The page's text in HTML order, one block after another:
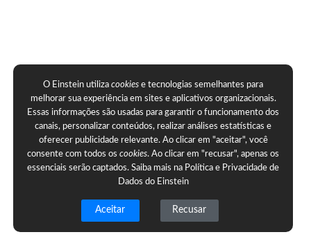
O Einstein utilizacookies e tecnologias semelhantes para
melhorar sua experiência em sites e aplicativos organizacionais.
Essas informações são usadas para garantir o funcionamento dos
canais, personalizar conteúdos, realizar análises estatísticas e
oferecer publicidade relevante. Ao clicar em "aceitar", você
consente com todos oscookies. Ao clicar em "recusar", apenas os
essenciais serão captados. Saiba mais na Política e Privacidade de
Dados do Einstein
Aceitar Recusar